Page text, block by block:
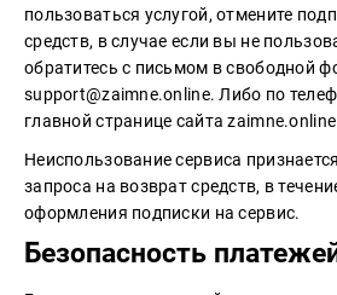
пользоваться услугой,отмените
средств, в случае если вы не
обратитесь с письмом в свободной
support@zaimne.online. Либо по
главной странице сайта zaimne.online
Неиспользование сервиса
запроса на возврат средств, в
оформления подписки на сервис.
Безопасность